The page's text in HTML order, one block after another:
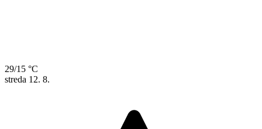
29/15 °C
streda 12. 8.